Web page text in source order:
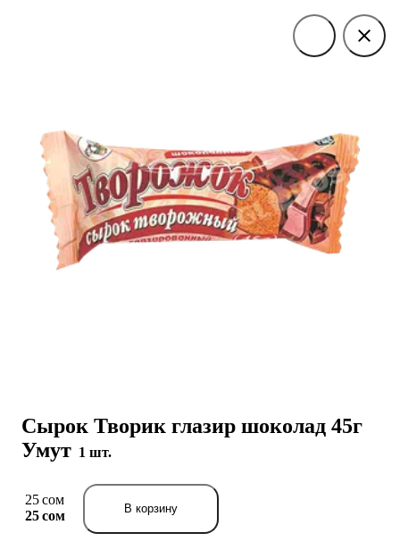
Сырок Творик глазир шоколад 45г
Умут 1 шт.
25 сом
25 сом
В корзину